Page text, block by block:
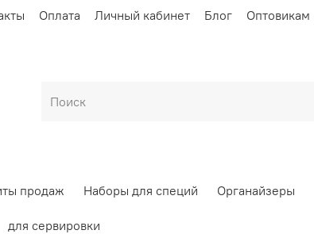
Оплата Личный кабинет Блог Оптовикам
продаж Наборы для специй Органайзеры
для сервировки